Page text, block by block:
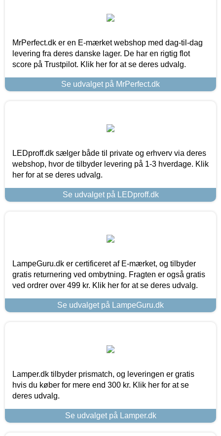
MrPerfect.dk er en E-mærket webshop med dag-til-dag
levering fra deres danske lager. De har en rigtig flot
score på Trustpilot. Klik her for at se deres udvalg.
Se udvalget på MrPerfect.dk
LEDproff.dk sælger både til private og erhverv via deres
webshop, hvor de tilbyder levering på 1-3 hverdage. Klik
her for at se deres udvalg.
Se udvalget på LEDproff.dk
LampeGuru.dk er certificeret af E-mærket, og tilbyder
gratis returnering ved ombytning. Fragten er også gratis
ved ordrer over 499 kr. Klik her for at se deres udvalg.
Se udvalget på LampeGuru.dk
Lamper.dk tilbyder prismatch, og leveringen er gratis
hvis du køber for mere end 300 kr. Klik her for at se
deres udvalg.
Se udvalget på Lamper.dk